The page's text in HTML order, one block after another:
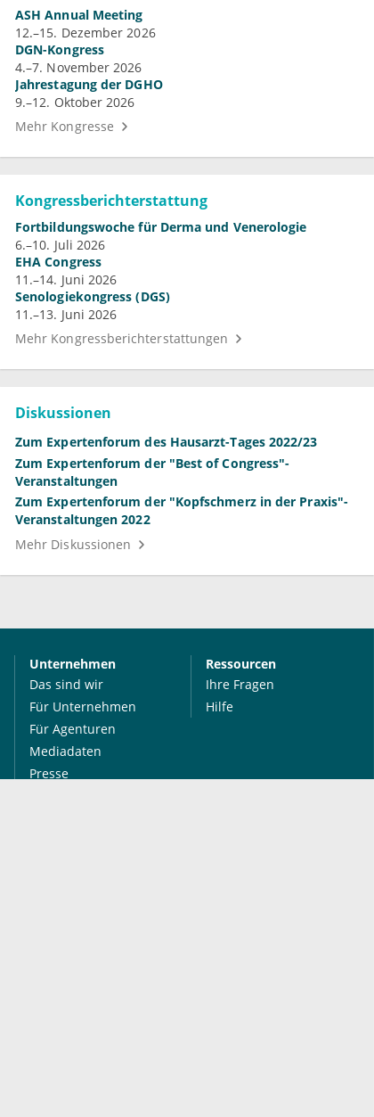
ASH Annual Meeting
12.–15. Dezember 2026
DGN-Kongress
4.–7. November 2026
Jahrestagung der DGHO
9.–12. Oktober 2026
Mehr Kongresse
Kongressberichterstattung
Fortbildungswoche für Derma und Venerologie
6.–10. Juli 2026
EHA Congress
11.–14. Juni 2026
Senologiekongress (DGS)
11.–13. Juni 2026
Mehr Kongressberichterstattungen
Diskussionen
Zum Expertenforum des Hausarzt-Tages 2022/23
Zum Expertenforum der "Best of Congress"-
Veranstaltungen
Zum Expertenforum der "Kopfschmerz in der Praxis"-
Veranstaltungen 2022
Mehr Diskussionen
Unternehmen
Das sind wir
Für Unternehmen
Für Agenturen
Mediadaten
Presse
Ressourcen
Ihre Fragen
Hilfe